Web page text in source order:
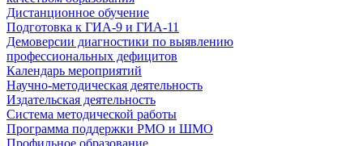
Дистанционное обучение
Подготовка к ГИА-9 и ГИА-11
Демоверсии диагностики по выявлению
профессиональных дефицитов
Календарь мероприятий
Научно-методическая деятельность
Издательская деятельность
Система методической работы
Программа поддержки РМО и ШМО
Профильное образование